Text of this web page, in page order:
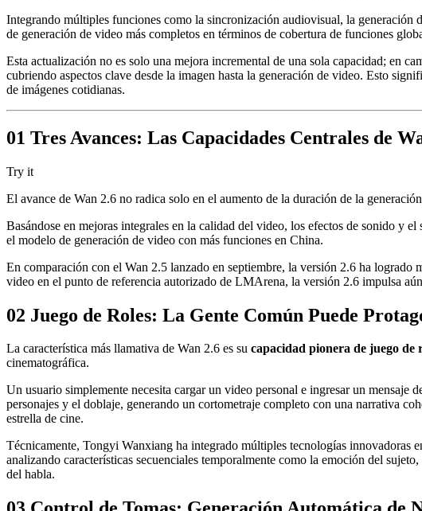
Integrando múltiples funciones como la sincronización audiovisual, la generación
de generación de video más completos en términos de cobertura de funciones
Esta actualización no es solo una mejora incremental de una sola capacidad; en
cubriendo aspectos clave desde la imagen hasta la generación de video. Esto
de imágenes cotidianas.
01 Tres Avances: Las Capacidades Centrales de
Try it
El avance de Wan 2.6 no radica solo en el aumento de la duración de la
Basándose en mejoras integrales en la calidad del video, los efectos de sonido y
el modelo de generación de video con más funciones en China.
En comparación con el Wan 2.5 lanzado en septiembre, la versión 2.6 ha
video en el punto de referencia autorizado de LMArena, la versión 2.6 impulsa
02 Juego de Roles: La Gente Común Puede
La característica más llamativa de Wan 2.6 es su capacidad pionera de juego de
cinematográfica.
Un usuario simplemente necesita cargar un video personal e ingresar un mensaje
personajes y el doblaje, generando un cortometraje completo con una narrativa
estrella de cine.
Técnicamente, Tongyi Wanxiang ha integrado múltiples tecnologías innovadoras
analizando características secuenciales temporalmente como la emoción del
del habla.